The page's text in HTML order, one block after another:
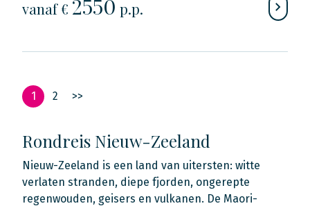
vanaf € 2550 p.p.
1 2 >>
Rondreis Nieuw-Zeeland
Nieuw-Zeeland is een land van uitersten: witte
verlaten stranden, diepe fjorden, ongerepte
regenwouden, geisers en vulkanen. De Maori-